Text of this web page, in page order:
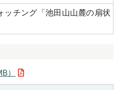
ッチング「池田山山麓の扇状
）